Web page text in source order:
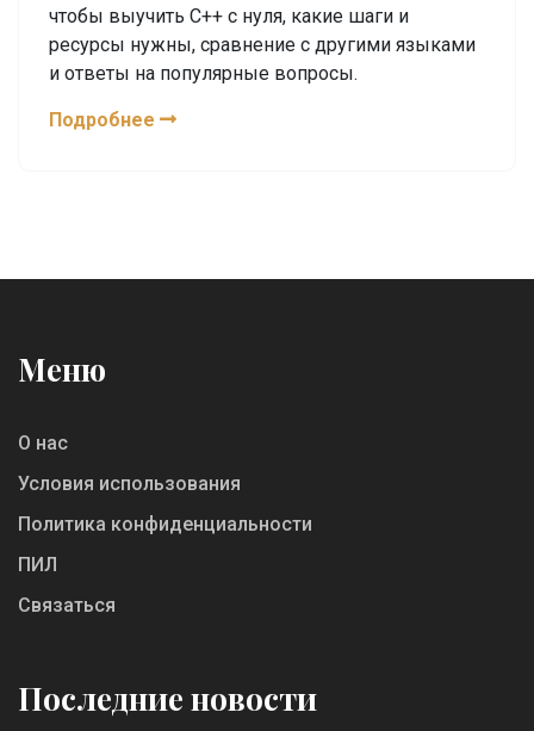
чтобы выучить C++ с нуля, какие шаги и
ресурсы нужны, сравнение с другими языками
и ответы на популярные вопросы.
Подробнее
Меню
О нас
Условия использования
Политика конфиденциальности
ПИЛ
Связаться
Последние новости